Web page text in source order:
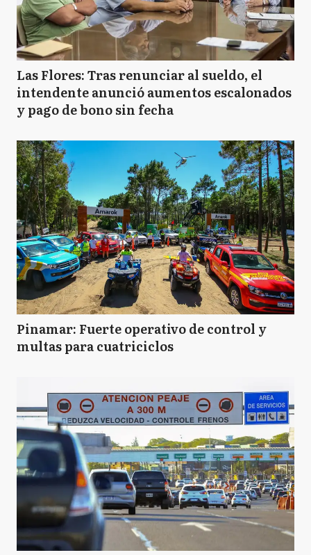
Las Flores: Tras renunciar al sueldo, el
intendente anunció aumentos escalonados
y pago de bono sin fecha
Pinamar: Fuerte operativo de control y
multas para cuatriciclos